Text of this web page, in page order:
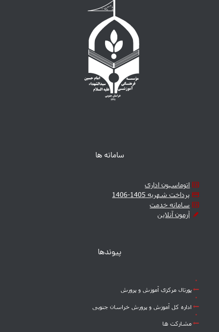
سامانه ها
اتوماسیون اداری
پرداخت شهریه 1405-1406
سامانه خدمت
آزمون آنلاین
پیوندها
پورتال مرکزی آموزش و پرورش
اداره کل آموزش و پرورش خراسان جنوبی
مشارکت ها